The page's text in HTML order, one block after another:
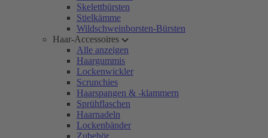
Skelettbürsten
Stielkämme
Wildschweinborsten-Bürsten
Haar-Accessoires
Alle anzeigen
Haargummis
Lockenwickler
Scrunchies
Haarspangen & -klammern
Sprühflaschen
Haarnadeln
Lockenbänder
Zubehör